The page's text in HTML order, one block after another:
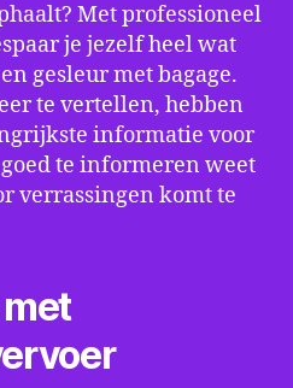
Met professioneel
je jezelf heel wat
gesleur met bagage.
te vertellen, hebben
informatie voor
te informeren weet
verrassingen komt te